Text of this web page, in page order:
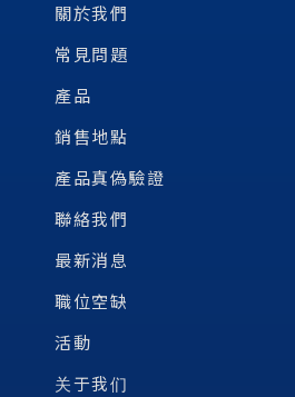
關於我們
常見問題
產品
銷售地點
產品真偽驗證
聯絡我們
最新消息
職位空缺
活動
关于我们